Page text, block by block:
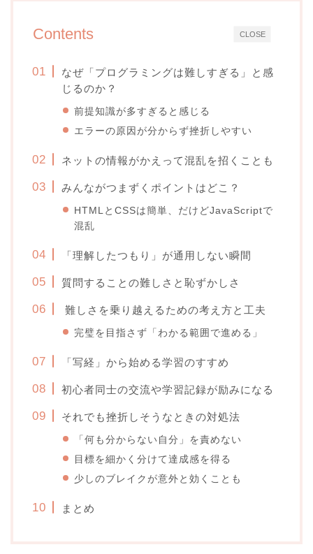
CLOSE
Contents
なぜ「プログラミングは難しすぎる」と感
じるのか？
前提知識が多すぎると感じる
エラーの原因が分からず挫折しやすい
ネットの情報がかえって混乱を招くことも
みんながつまずくポイントはどこ？
HTMLとCSSは簡単、だけどJavaScriptで
混乱
「理解したつもり」が通用しない瞬間
質問することの難しさと恥ずかしさ
難しさを乗り越えるための考え方と工夫
完璧を目指さず「わかる範囲で進める」
「写経」から始める学習のすすめ
初心者同士の交流や学習記録が励みになる
それでも挫折しそうなときの対処法
「何も分からない自分」を責めない
目標を細かく分けて達成感を得る
少しのブレイクが意外と効くことも
まとめ